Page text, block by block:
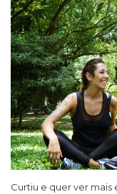
Curtiu e quer ver mais